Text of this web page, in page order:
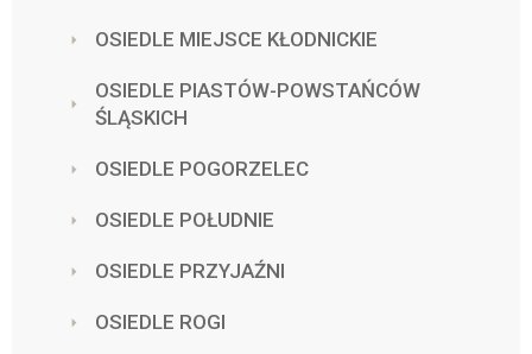
OSIEDLE MIEJSCE KŁODNICKIE
OSIEDLE PIASTÓW-POWSTAŃCÓW
ŚLĄSKICH
OSIEDLE POGORZELEC
OSIEDLE POŁUDNIE
OSIEDLE PRZYJAŹNI
OSIEDLE ROGI